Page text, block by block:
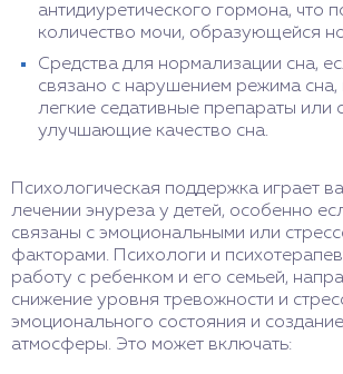
антидиуретического гормона, что
количество мочи, образующейся
Средства для нормализации сна,
связано с нарушением режима сна,
легкие седативные препараты или
улучшающие качество сна.
Психологическая поддержка играет
лечении энуреза у детей, особенно
связаны с эмоциональными или
факторами. Психологи и
работу с ребенком и его семьей,
снижение уровня тревожности и
эмоционального состояния и
атмосферы. Это может включать: